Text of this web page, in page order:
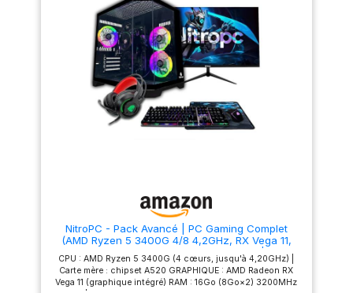
d'installer vous-même votre
système d'exploitation préféré.
d'installer vous-même votre
système d'exploitation préféré.
NitroPC - Pack Avancé | PC Gaming Complet
(AMD Ryzen 5 3400G 4/8 4,2GHz, RX Vega 11,
RAM 16Go, SSD 480Go, Windows 11 Pro | WiFi,
Moniteur 24", Clavier, Souris, Casque) Ordinateur
de Bureau (Noir)
CPU : AMD Ryzen 5 3400G (4 cœurs, jusqu'à 4,20GHz) |
Carte mère : chipset A520 GRAPHIQUE : AMD Radeon RX
Vega 11 (graphique intégré) RAM : 16Go (8Go×2) 3200MHz